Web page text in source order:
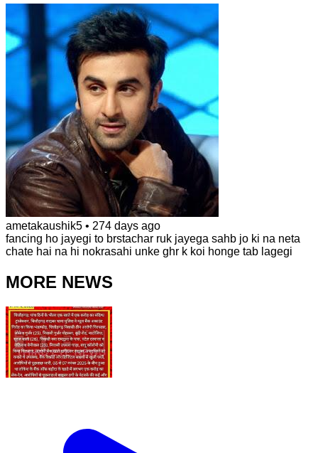
ametakaushik5 • 274 days ago
fancing ho jayegi to brstachar ruk jayega sahb jo ki na neta
chate hai na hi nokrasahi unke ghr k koi honge tab lagegi
MORE NEWS